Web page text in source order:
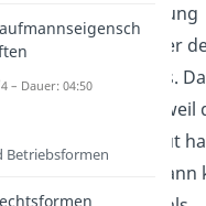
durch deine Anfechtung
Kosten, weil er
stornieren
muss.
weil
darauf vertraut
Vertrag richtig ist. Dann
– Dauer: 04:50
Betriebsformen